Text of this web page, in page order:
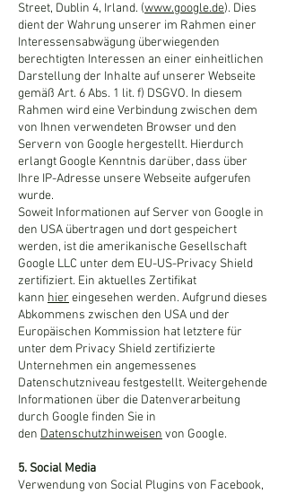
Street, Dublin 4, Irland. (www.google.de). Dies
dient der Wahrung unserer im Rahmen einer
Interessensabwägung überwiegenden
berechtigten Interessen an einer einheitlichen
Darstellung der Inhalte auf unserer Webseite
gemäß Art. 6 Abs. 1 lit. f) DSGVO. In diesem
Rahmen wird eine Verbindung zwischen dem
von Ihnen verwendeten Browser und den
Servern von Google hergestellt. Hierdurch
erlangt Google Kenntnis darüber, dass über
Ihre IP-Adresse unsere Webseite aufgerufen
wurde.
Soweit Informationen auf Server von Google in
den USA übertragen und dort gespeichert
werden, ist die amerikanische Gesellschaft
Google LLC unter dem EU-US-Privacy Shield
zertifiziert. Ein aktuelles Zertifikat
kann hier eingesehen werden. Aufgrund dieses
Abkommens zwischen den USA und der
Europäischen Kommission hat letztere für
unter dem Privacy Shield zertifizierte
Unternehmen ein angemessenes
Datenschutzniveau festgestellt. Weitergehende
Informationen über die Datenverarbeitung
durch Google finden Sie in
den Datenschutzhinweisen von Google.
5. Social Media
Verwendung von Social Plugins von Facebook,